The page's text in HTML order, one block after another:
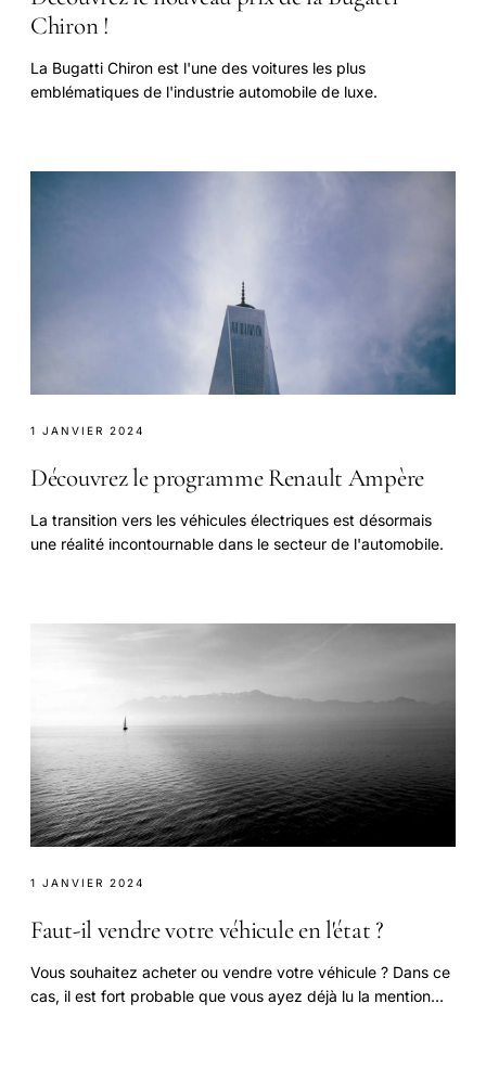
Chiron !
La Bugatti Chiron est l'une des voitures les plus
emblématiques de l'industrie automobile de luxe.
1 JANVIER 2024
Découvrez le programme Renault Ampère
La transition vers les véhicules électriques est désormais
une réalité incontournable dans le secteur de l'automobile.
1 JANVIER 2024
Faut-il vendre votre véhicule en l'état ?
Vous souhaitez acheter ou vendre votre véhicule ? Dans ce
cas, il est fort probable que vous ayez déjà lu la mention